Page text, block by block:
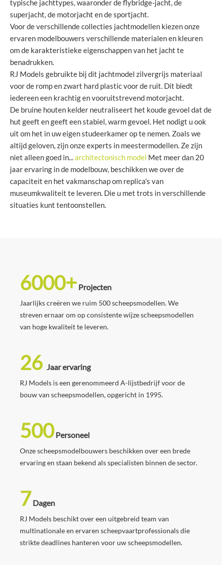
typische jachttypes, waaronder de flybridge-jacht, de
superjacht, de motorjacht en de sportjacht.
Voor de verschillende collecties jachtmodellen kiezen onze
ervaren modelbouwers verschillende materialen en kleuren
om de karakteristieke eigenschappen van het jacht te
benadrukken.
RJ Models gebruikte bij dit jachtmodel zilvergrijs materiaal
voor de romp en zwart hard plastic voor de ruit. Dit biedt
iedereen een krachtig en vooruitstrevend motorjacht.
De bruine houten kelder neutraliseert het koude gevoel dat de
hut geeft en geeft een stabiel, warm gevoel. Het nodigt u ook
uit om het in uw eigen studeerkamer op te nemen. Zoals we
altijd geloven, zijn onze experts in meestermodellen. Ze zijn
niet alleen goed in...architectonisch model Met meer dan 20
jaar ervaring in de modelbouw, beschikken we over de
capaciteit en het vakmanschap om replica's van
museumkwaliteit te leveren. Die u met trots in verschillende
situaties kunt tentoonstellen.
6000+ Projecten
Jaarlijks creëren we ruim 500 scheepsmodellen. We
streven ernaar om op consistente wijze scheepsmodellen
van hoge kwaliteit te leveren.
26 Jaar ervaring
RJ Models is een gerenommeerd A-lijstbedrijf voor de
bouw van scheepsmodellen, opgericht in 1995.
500Personeel
Onze scheepsmodelbouwers beschikken over een brede
ervaring en staan bekend als specialisten binnen de sector.
7 Dagen
RJ Models beschikt over een uitgebreid team van
multinationale en ervaren scheepvaartprofessionals die
strikte deadlines hanteren voor uw scheepsmodellen.